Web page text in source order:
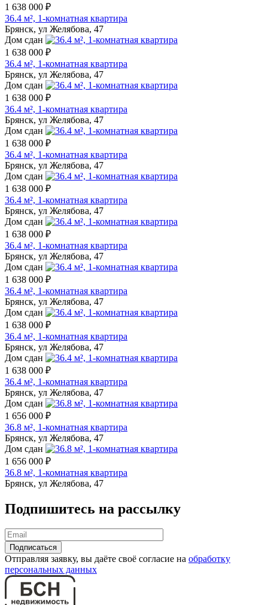
1 638 000 ₽
36.4 м², 1-комнатная квартира
Брянск, ул Желябова, 47
Дом сдан
1 638 000 ₽
36.4 м², 1-комнатная квартира
Брянск, ул Желябова, 47
Дом сдан
1 638 000 ₽
36.4 м², 1-комнатная квартира
Брянск, ул Желябова, 47
Дом сдан
1 638 000 ₽
36.4 м², 1-комнатная квартира
Брянск, ул Желябова, 47
Дом сдан
1 638 000 ₽
36.4 м², 1-комнатная квартира
Брянск, ул Желябова, 47
Дом сдан
1 638 000 ₽
36.4 м², 1-комнатная квартира
Брянск, ул Желябова, 47
Дом сдан
1 638 000 ₽
36.4 м², 1-комнатная квартира
Брянск, ул Желябова, 47
Дом сдан
1 638 000 ₽
36.4 м², 1-комнатная квартира
Брянск, ул Желябова, 47
Дом сдан
1 638 000 ₽
36.4 м², 1-комнатная квартира
Брянск, ул Желябова, 47
Дом сдан
1 656 000 ₽
36.8 м², 1-комнатная квартира
Брянск, ул Желябова, 47
Дом сдан
1 656 000 ₽
36.8 м², 1-комнатная квартира
Брянск, ул Желябова, 47
Подпишитесь на рассылку
Отправляя заявку, вы даёте своё согласие на обработку
персональных данных